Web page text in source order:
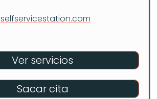
Ver servicios
Sacar cita